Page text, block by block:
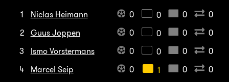
1 Niclas Heimann 0 0 0
0
2
Guus Joppen 0 0 0
0
3
Ismo Vorstermans 0 0 0
0
4
Marcel Seip 0 1 0
0